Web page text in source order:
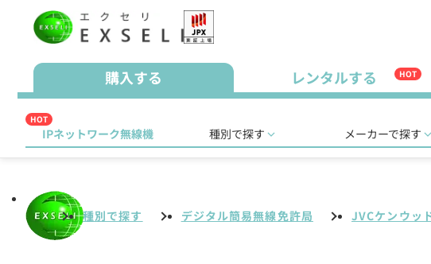
購入する レンタルする HOT
HOT
IPネットワーク無線機 種別で探す メーカーで探す
種別で探す デジタル簡易無線免許局 JVCケンウッ